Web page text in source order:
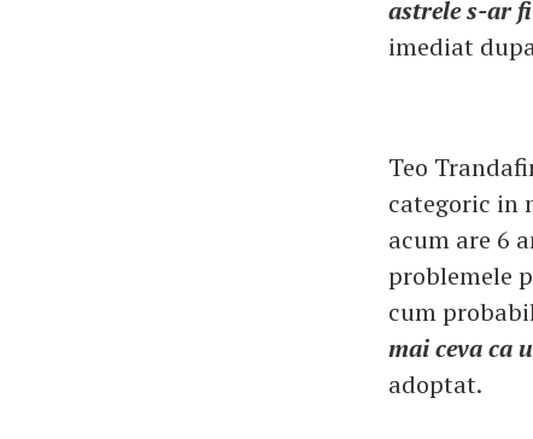
astrele s-ar
imediat
Teo
categoric in
acum are 6
problemele
cum
mai ceva ca
adoptat.